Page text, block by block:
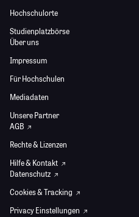
Hochschulorte
Studienplatzbörse
Über uns
Impressum
Für Hochschulen
Mediadaten
Unsere Partner
AGB
Rechte & Lizenzen
Hilfe & Kontakt
Datenschutz
Cookies & Tracking
Privacy Einstellungen